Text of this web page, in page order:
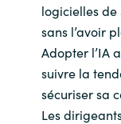
logicielles de
sans l’avoir
Adopter l’IA
suivre la
sécuriser sa
Les